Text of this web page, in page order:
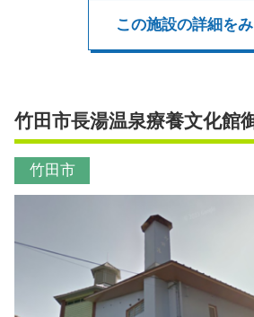
この施設の詳細を
竹田市長湯温泉療養文化館
竹田市